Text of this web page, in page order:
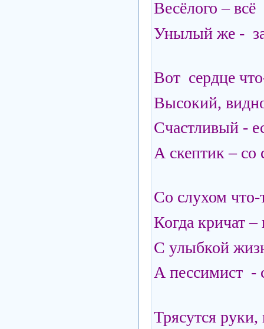
Весёлого – всё
Унылый же -
Вот сердце
Высокий,
Счастливый -
А скептик – со
Со слухом что-
Когда кричат
С улыбкой
А пессимист -
Трясутся